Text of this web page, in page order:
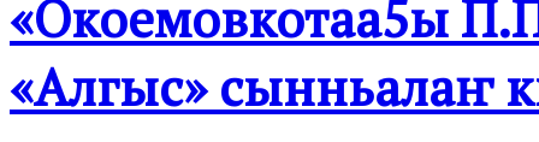
«Окоемовкотаа5ы
«Алгыс» сынньалаҥ